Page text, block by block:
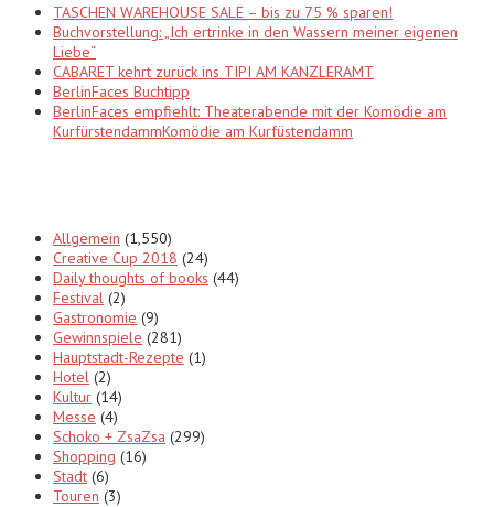
TASCHEN WAREHOUSE SALE – bis zu 75 % sparen!
Buchvorstellung: „Ich ertrinke in den Wassern meiner eigenen
Liebe“
CABARET kehrt zurück ins TIPI AM KANZLERAMT
BerlinFaces Buchtipp
BerlinFaces empfiehlt: Theaterabende mit der Komödie am
KurfürstendammKomödie am Kurfüstendamm
Allgemein (1,550)
Creative Cup 2018 (24)
Daily thoughts of books (44)
Festival (2)
Gastronomie (9)
Gewinnspiele (281)
Hauptstadt-Rezepte (1)
Hotel (2)
Kultur (14)
Messe (4)
Schoko + ZsaZsa (299)
Shopping (16)
Stadt (6)
Touren (3)